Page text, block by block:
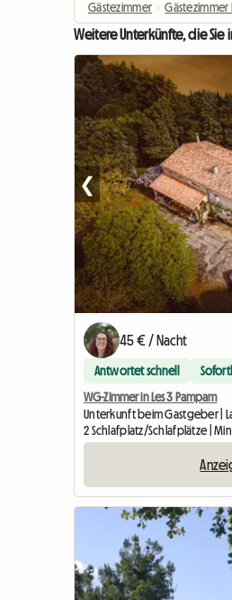
Gästezimmer › Gästezimmer
Weitere Unterkünfte, die Sie
❮
45 € / Nacht
Antwortet schnell
WG-Zimmer in Les 3 Pampam
Unterkunft beim Gastgeber |
2 Schlafplatz/Schlafplätze |